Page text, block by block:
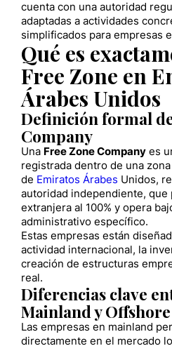
cuenta con una autoridad
adaptadas a actividades
simplificados para empresas
Qué es
Free Zone en
Árabes Unidos
Definición formal
Company
Una Free Zone Company es
registrada dentro de una
de Emiratos Árabes Unidos,
autoridad independiente, que
extranjera al 100% y opera
administrativo específico.
Estas empresas están
actividad internacional, la
creación de estructuras
real.
Diferencias clave
Mainland y Offshore
Las empresas en mainland
directamente en el mercado